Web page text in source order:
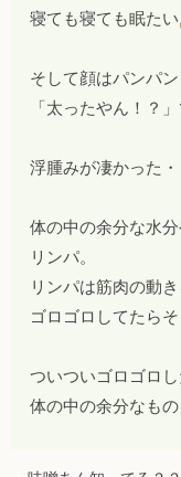
寝ても寝ても眠たい
そして顔はパンパン
「太ったやん！？
浮腫みが凄かった・
体の中の余分な水
リンパ。
リンパは筋肉の動
ゴロゴロしてたら
ついついゴロゴロ
体の中の余分なも